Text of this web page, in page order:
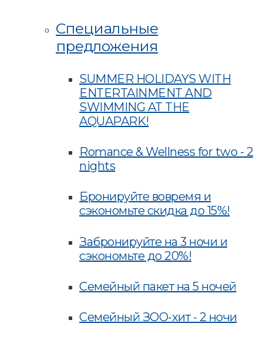
Специальные
предложения
SUMMER HOLIDAYS WITH
ENTERTAINMENT AND
SWIMMING AT THE
AQUAPARK!
Romance & Wellness for two - 2
nights
Бронируйте вовремя и
сэкономьте скидка до 15%!
Забронируйте на 3 ночи и
сэкономьте до 20%!
Семейный пакет на 5 ночей
Семейный ЗОО-хит - 2 ночи